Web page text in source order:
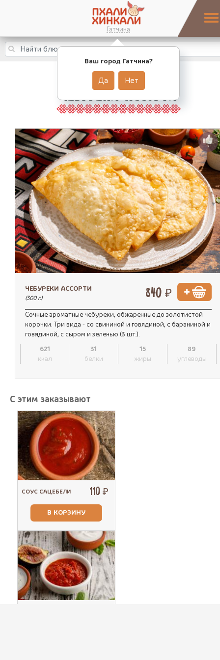
Гатчина
Ваш город Гатчина?
Да Нет
ЧЕБУРЕКИ АССОРТИ
7
ЧЕБУРЕКИ АССОРТИ
(300 г.) 840 ₽
Сочные ароматные чебуреки, обжаренные до золотистой
корочки. Три вида - со свининой и говядиной, с бараниной и
говядиной, с сыром и зеленью (3 шт.).
621
ккал
31
белки
15
жиры
89
углеводы
С этим заказывают
СОУС САЦЕБЕЛИ 110 ₽
В КОРЗИНУ